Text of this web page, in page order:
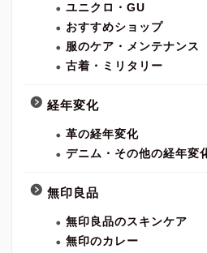
ユニクロ・GU
おすすめショップ
服のケア・メンテナンス
古着・ミリタリー
経年変化
革の経年変化
デニム・その他の経年変
無印良品
無印良品のスキンケア
無印のカレー